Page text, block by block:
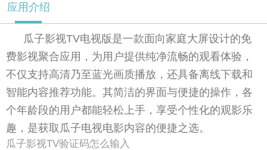
应用介绍
瓜子影视TV电视版是一款面向家庭大屏设计的免
费影视聚合应用，为用户提供纯净流畅的观看体验，
不仅支持高清乃至蓝光画质播放，还具备离线下载和
智能内容推荐功能。其简洁的界面与便捷的操作，各
个年龄段的用户都能轻松上手，享受个性化的观影乐
趣，是获取瓜子电视电影内容的便捷之选。
瓜子影视TV验证码怎么输入